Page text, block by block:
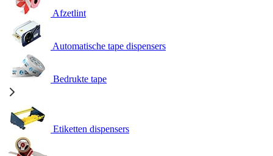
Afzetlint
Automatische tape dispensers
Bedrukte tape
Etiketten dispensers